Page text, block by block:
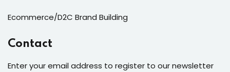
Ecommerce/D2C Brand Building
Contact
Enter your email address to register to our newsletter